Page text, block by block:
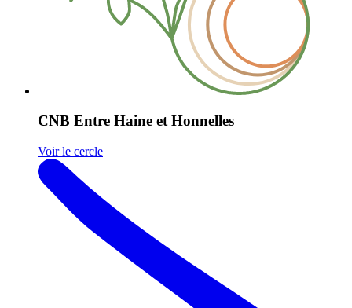
CNB Entre Haine et Honnelles
Voir le cercle